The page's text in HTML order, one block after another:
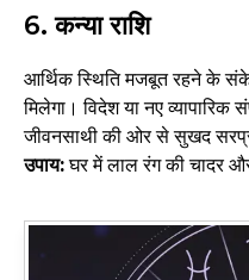
6. कन्या राशि
आर्थिक स्थिति मजबूत रहने के
मिलेगा। विदेश या नए
जीवनसाथी की ओर से सुखद
उपाय:घर में लाल रंग की चादर